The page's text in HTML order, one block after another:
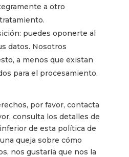
a otro
puedes oponerte al
datos. Nosotros
a menos que existan
para el procesamiento.
por favor, contacta
consulta los detalles de
de esta política de
queja sobre cómo
nos gustaría que nos la